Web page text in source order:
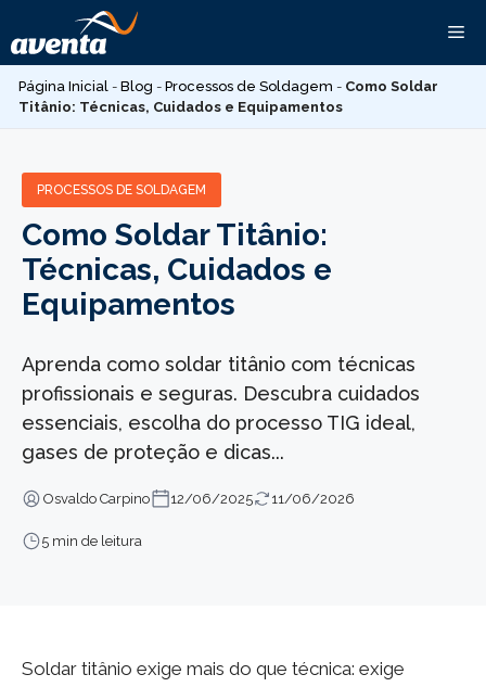
para
o
conteúdo
Página Inicial - Blog - Processos de Soldagem - Como Soldar
Titânio: Técnicas, Cuidados e Equipamentos
PROCESSOS DE SOLDAGEM
Como Soldar Titânio:
Técnicas, Cuidados e
Equipamentos
Aprenda como soldar titânio com técnicas
profissionais e seguras. Descubra cuidados
essenciais, escolha do processo TIG ideal,
gases de proteção e dicas...
Osvaldo Carpino 12/06/2025 11/06/2026
5 min de leitura
Soldar titânio exige mais do que técnica: exige